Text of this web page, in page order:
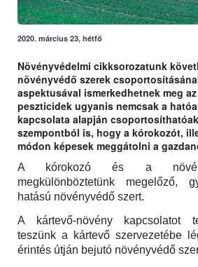
2020. március 23, hétfő
Növényvédelmi cikksorozatunk
növényvédő szerek
aspektusával ismerkedhetnek meg
peszticidek ugyanis nemcsak a
kapcsolata alapján
szempontból is, hogy a kórokozót,
módon képesek meggátolni a
A kórokozó és a növény
megkülönböztetünk megelőző,
hatású növényvédő szert.
A kártevő-növény kapcsolatot
teszünk a kártevő szervezetébe
érintés útján bejutó növényvédő